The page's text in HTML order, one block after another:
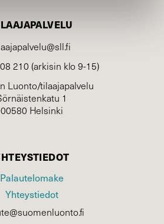
210 (arkisin klo 9-15)
Luonto/tilaajapalvelu
1
00580 Helsinki
Palautelomake
Yhteystiedot